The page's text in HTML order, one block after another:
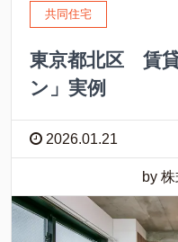
共同住宅
東京都北区 賃
ン」実例
2026.01.21
by